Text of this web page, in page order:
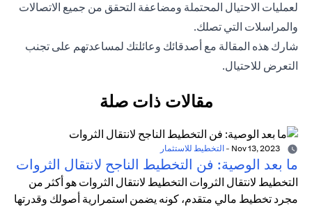
لعمليات الاحتيال المحتملة ومضاعفة التحقق من جميع الاتصالات
والمراسلات التي تصلك.
شارك هذه المقالة مع أصدقائك وعائلتك لمساعدتهم على تجنب
التعرض للاحتيال.
مقالات ذات صلة
- التخطيط للاستثمار
ما بعد الوصية: فن التخطيط الناجح لانتقال الثروات
التخطيط لانتقال الثروات التخطيط لانتقال الثروات هو أكثر من
مجرد تخطيط مالي متقدم، كونه يضمن استمرارية أصولك وقدرتها